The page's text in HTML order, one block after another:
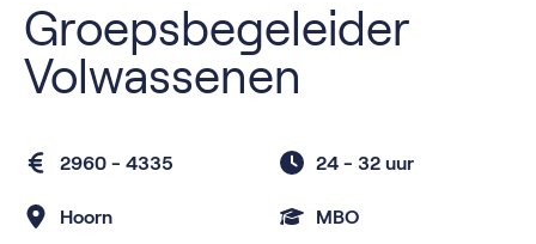
Groepsbegeleider
Volwassenen
2960 - 4335 24 - 32 uur
Hoorn MBO